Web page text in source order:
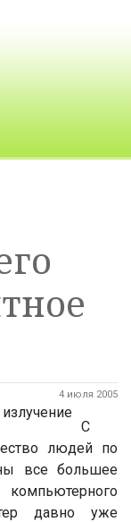
4 июля 2005
С
людей по
все большее
давно уже